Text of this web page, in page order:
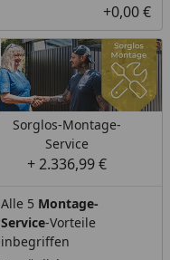
+0,00 €
Sorglos-Montage-
Service
+ 2.336,99 €
Alle 5 Montage-
Service-Vorteile
inbegriffen